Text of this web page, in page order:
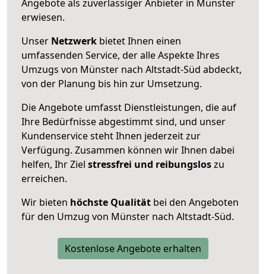
Angebote als zuverlässiger Anbieter in Münster
erwiesen.
Unser Netzwerk bietet Ihnen einen
umfassenden Service, der alle Aspekte Ihres
Umzugs von Münster nach Altstadt-Süd abdeckt,
von der Planung bis hin zur Umsetzung.
Die Angebote umfasst Dienstleistungen, die auf
Ihre Bedürfnisse abgestimmt sind, und unser
Kundenservice steht Ihnen jederzeit zur
Verfügung. Zusammen können wir Ihnen dabei
helfen, Ihr Ziel stressfrei und reibungsloszu
erreichen.
Wir bieten höchste Qualität bei den Angeboten
für den Umzug von Münster nach Altstadt-Süd.
Kostenlose Angebote erhalten